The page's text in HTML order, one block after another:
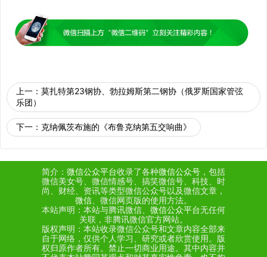
上一： 莫扎特第23钢协、勃拉姆斯第二钢协（俄罗斯国家管弦
乐团）
下一： 克纳佩茨布施的《布鲁克纳第五交响曲》
简介： 微信公众平台收录了各种微信公众号 ，包括
微信美女号、微信情感号、搞笑微信号、科技、时
尚、财经、资讯等类型微信公众号以及微信文章，
微信 、微信网页版的使用方法。
本站声明：本站与腾讯微信、 微信公众平台无任何
关联，非腾讯微信官方网站。
版权声明：本站收录微信公众号和文章内容全部来
自于网络，仅供个人学习、研究或者欣赏使用。版
权归原作者所有。禁止一切商业用途。其中内容并